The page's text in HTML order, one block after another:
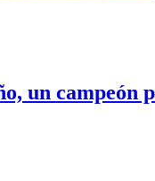
un campeón